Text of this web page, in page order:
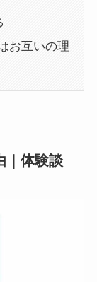
お互いの理
｜体験談